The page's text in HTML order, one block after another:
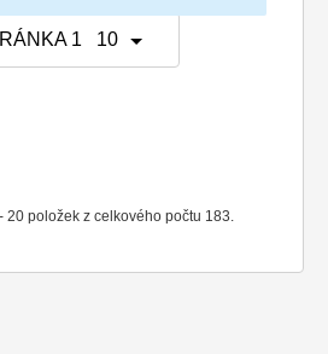
1 10
20 položek z celkového počtu 183.